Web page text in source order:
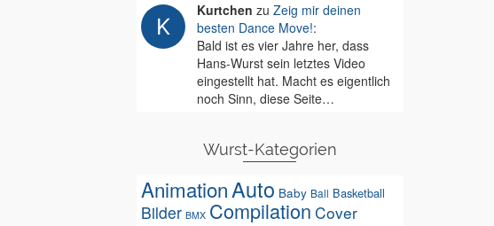
Kurtchen zu Zeig mir deinen
besten Dance Move!:
Bald ist es vier Jahre her, dass
Hans-Wurst sein letztes Video
eingestellt hat. Macht es eigentlich
noch Sinn, diese Seite…
Wurst-Kategorien
AnimationAuto Baby Ball Basketball
Bilder BMX Compilation Cover